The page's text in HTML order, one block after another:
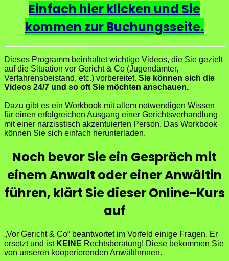
Einfach hier klicken und Sie
kommen zur Buchungsseite.
Dieses Programm beinhaltet wichtige Videos, die Sie gezielt
auf die Situation vor Gericht & Co (Jugendämter,
Verfahrensbeistand, etc.) vorbereitet. Sie können sich die
Videos 24/7 und so oft Sie möchten anschauen.
Dazu gibt es ein Workbook mit allem notwendigen Wissen
für einen erfolgreichen Ausgang einer Gerichtsverhandlung
mit einer narzisstisch akzentuierten Person. Das Workbook
können Sie sich einfach herunterladen.
Noch bevor Sie ein Gespräch mit
einem Anwalt oder einer Anwältin
führen, klärt Sie dieser Online-Kurs
auf
„Vor Gericht & Co“ beantwortet im Vorfeld einige Fragen. Er
ersetzt und ist KEINE Rechtsberatung! Diese bekommen Sie
von unseren kooperierenden AnwältInnnen.